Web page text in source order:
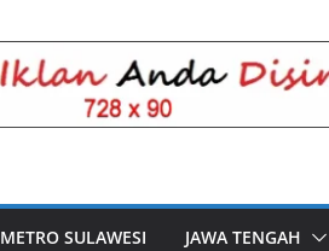
METRO SULAWESI JAWA TENGAH